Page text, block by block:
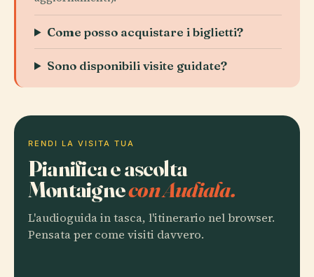
Come posso acquistare i biglietti?
Sono disponibili visite guidate?
RENDI LA VISITA TUA
Pianifica e ascolta
Montaignecon Audiala.
L'audioguida in tasca, l'itinerario nel browser.
Pensata per come visiti davvero.